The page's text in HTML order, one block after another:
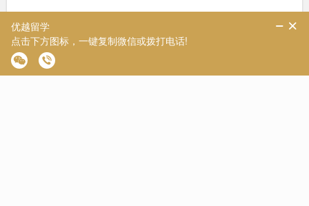
入抢跑阶段。以往拖延至 7、8 月才准备申请的节奏早已过时，
如今距离 6 月底通道开放仅剩不到 1 个月。